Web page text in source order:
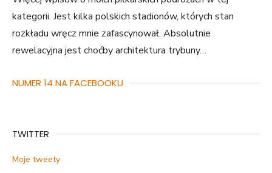
kategorii. Jest kilka polskich stadionów, których stan
rozkładu wręcz mnie zafascynował. Absolutnie
rewelacyjna jest choćby architektura trybuny…
NUMER 14 NA FACEBOOKU
TWITTER
Moje tweety